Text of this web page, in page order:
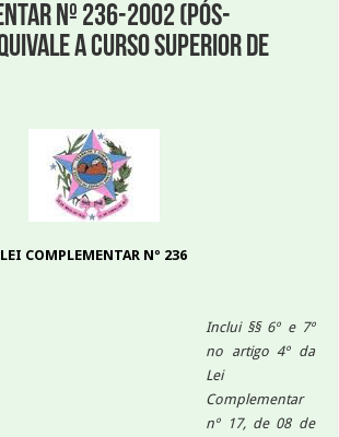
nº 236-2002 (pós-
a curso superior de
LEI COMPLEMENTAR Nº 236
Inclui §§ 6º e 7º
no artigo 4º da
Lei
Complementar
nº 17, de 08 de